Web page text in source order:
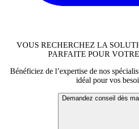
VOUS RECHERCHEZ LA
PARFAITE POUR
Bénéficiez de l’expertise de nos
idéal pour vos
Demandez conseil dès